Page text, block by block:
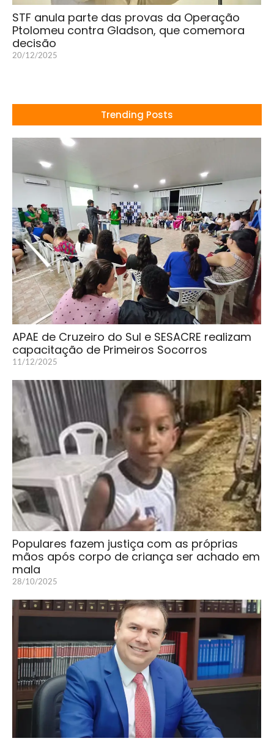
STF anula parte das provas da Operação
Ptolomeu contra Gladson, que comemora
decisão
20/12/2025
Trending Posts
APAE de Cruzeiro do Sul e SESACRE realizam
capacitação de Primeiros Socorros
11/12/2025
Populares fazem justiça com as próprias
mãos após corpo de criança ser achado em
mala
28/10/2025